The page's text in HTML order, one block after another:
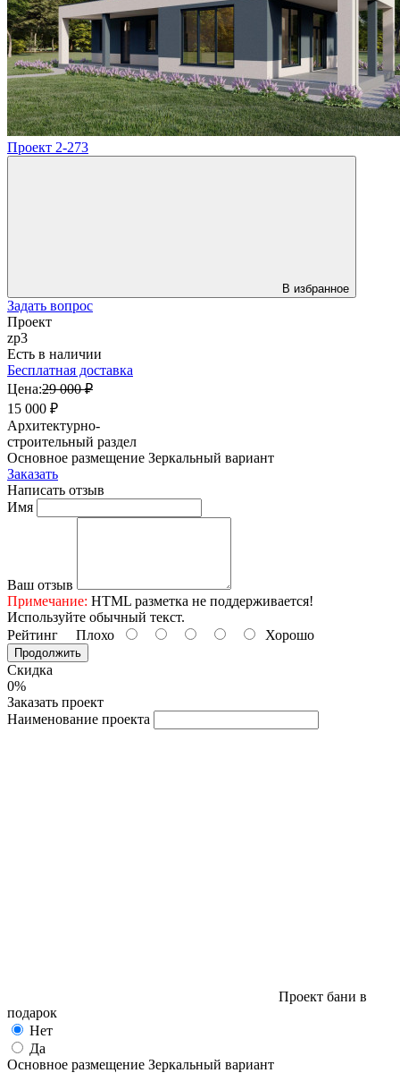
Проект 2-273
В избранное
Задать вопрос
Проект
zp3
Есть в наличии
Бесплатная доставка
Цена:29 000 ₽
15 000 ₽
Архитектурно-
строительный раздел
Основное размещение Зеркальный вариант
Заказать
Написать отзыв
Имя
Ваш отзыв
Примечание: HTML разметка не поддерживается!
Используйте обычный текст.
Рейтинг Плохо Хорошо
Продолжить
Скидка
0%
Заказать проект
Наименование проекта
Проект бани в
подарок
Нет
Да
Основное размещение Зеркальный вариант